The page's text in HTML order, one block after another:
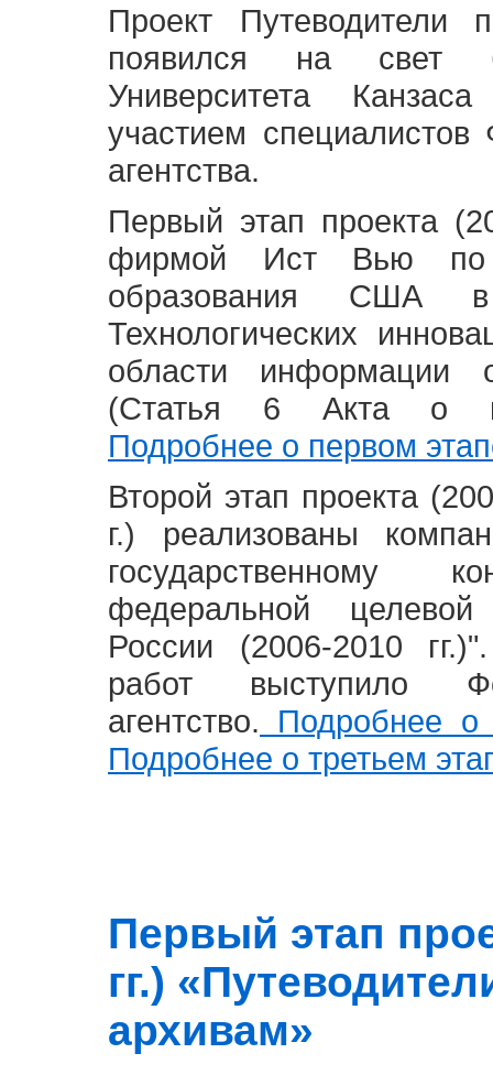
Проект Путеводители
появился на свет
Университета
участием специалистов
агентства.
Первый этап проекта
фирмой Ист Вью по
образования США
Технологических
области информации
(Статья 6 Акта о
Подробнее о первом
Второй этап проекта
г.) реализованы
государственному
федеральной
России (2006-2010
работ выступило
агентство. Подробнее о
Подробнее о третьем
Первый этап
гг.)
архивам»